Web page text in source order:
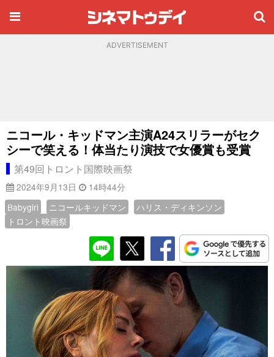
ADVERTISEMENT
ニコール・キッドマン主演A24スリラーがセク
シーで笑える！体当たり演技で女優賞も受賞
第49回トロント国際映画祭
2024年9月13日
14時44分
Babygirl
ニコールキッドマン
ハリス・ディキンソン
トロント映画祭